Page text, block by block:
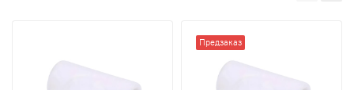
Предзаказ